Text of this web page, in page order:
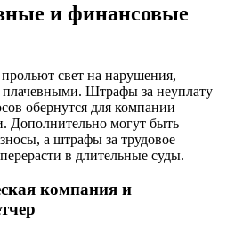
и финансовые
свет на нарушения,
плачевными. Штрафы за неуплату
обернутся для компании
Дополнительно могут быть
а штрафы за трудовое
в длительные суды.
компания и